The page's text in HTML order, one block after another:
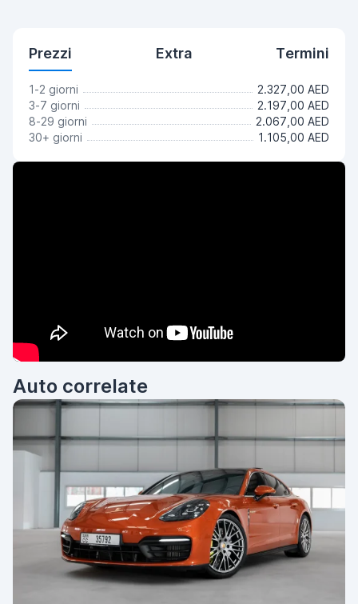
Prezzi Extra Termini
1-2 giorni
2.327,00 AED
3-7 giorni
2.197,00 AED
8-29 giorni
2.067,00 AED
30+ giorni
1.105,00 AED
Auto correlate